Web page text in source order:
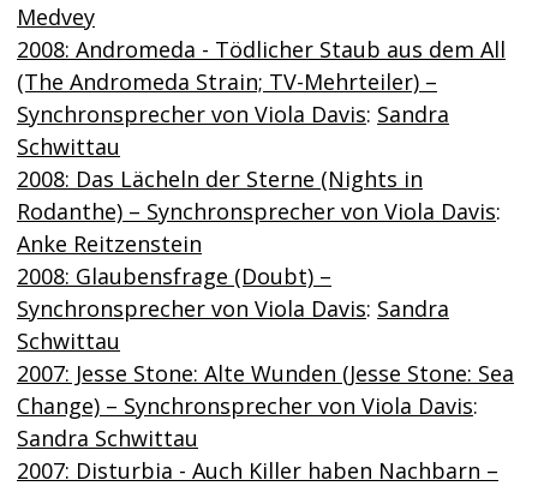
Medvey
2008: Andromeda - Tödlicher Staub aus dem All
(The Andromeda Strain; TV-Mehrteiler) –
Synchronsprecher von Viola Davis: Sandra
Schwittau
2008: Das Lächeln der Sterne (Nights in
Rodanthe) – Synchronsprecher von Viola Davis:
Anke Reitzenstein
2008: Glaubensfrage (Doubt) –
Synchronsprecher von Viola Davis: Sandra
Schwittau
2007: Jesse Stone: Alte Wunden (Jesse Stone: Sea
Change) – Synchronsprecher von Viola Davis:
Sandra Schwittau
2007: Disturbia - Auch Killer haben Nachbarn –